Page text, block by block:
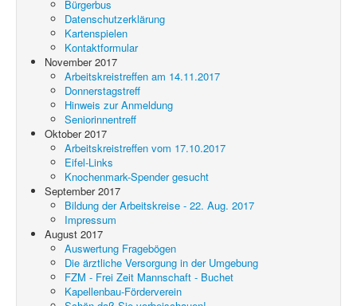
Bürgerbus
Datenschutzerklärung
Kartenspielen
Kontaktformular
November 2017
Arbeitskreistreffen am 14.11.2017
Donnerstagstreff
Hinweis zur Anmeldung
Seniorinnentreff
Oktober 2017
Arbeitskreistreffen vom 17.10.2017
Eifel-Links
Knochenmark-Spender gesucht
September 2017
Bildung der Arbeitskreise - 22. Aug. 2017
Impressum
August 2017
Auswertung Fragebögen
Die ärztliche Versorgung in der Umgebung
FZM - Frei Zeit Mannschaft - Buchet
Kapellenbau-Förderverein